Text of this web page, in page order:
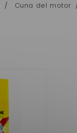
Cuna del motor